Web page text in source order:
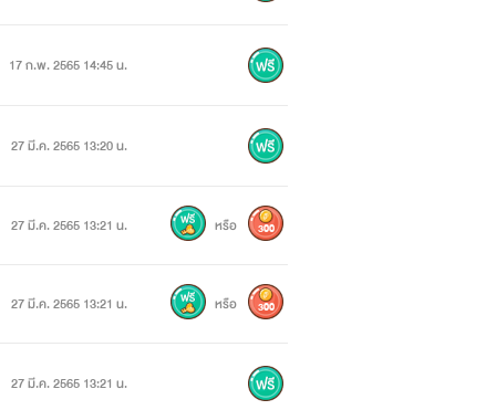
17 ก.พ. 2565 14:45 น.
27 มี.ค. 2565 13:20 น.
27 มี.ค. 2565 13:21 น. หรือ 300
27 มี.ค. 2565 13:21 น. หรือ 300
27 มี.ค. 2565 13:21 น.